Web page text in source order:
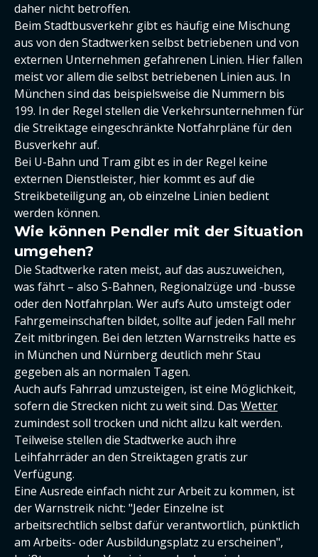
daher nicht betroffen.
Beim Stadtbusverkehr gibt es häufig eine Mischung
aus von den Stadtwerken selbst betriebenen und von
externen Unternehmen gefahrenen Linien. Hier fallen
meist vor allem die selbst betriebenen Linien aus. In
München sind das beispielsweise die Nummern bis
199. In der Regel stellen die Verkehrsunternehmen für
die Streiktage eingeschränkte Notfahrpläne für den
Busverkehr auf.
Bei U-Bahn und Tram gibt es in der Regel keine
externen Dienstleister, hier kommt es auf die
Streikbeteiligung an, ob einzelne Linien bedient
werden können.
Wie können Pendler mit der Situation
umgehen?
Die Stadtwerke raten meist, auf das auszuweichen,
was fährt – also S-Bahnen, Regionalzüge und -busse
oder den Notfahrplan. Wer aufs Auto umsteigt oder
Fahrgemeinschaften bildet, sollte auf jeden Fall mehr
Zeit mitbringen. Bei den letzten Warnstreiks hatte es
in München und Nürnberg deutlich mehr Stau
gegeben als an normalen Tagen.
Auch aufs Fahrrad umzusteigen, ist eine Möglichkeit,
sofern die Strecken nicht zu weit sind. Das Wetter
zumindest soll trocken und nicht allzu kalt werden.
Teilweise stellen die Stadtwerke auch ihre
Leihfahrräder an den Streiktagen gratis zur
Verfügung.
Eine Ausrede einfach nicht zur Arbeit zu kommen, ist
der Warnstreik nicht: "Jeder Einzelne ist
arbeitsrechtlich selbst dafür verantwortlich, pünktlich
am Arbeits- oder Ausbildungsplatz zu erscheinen",